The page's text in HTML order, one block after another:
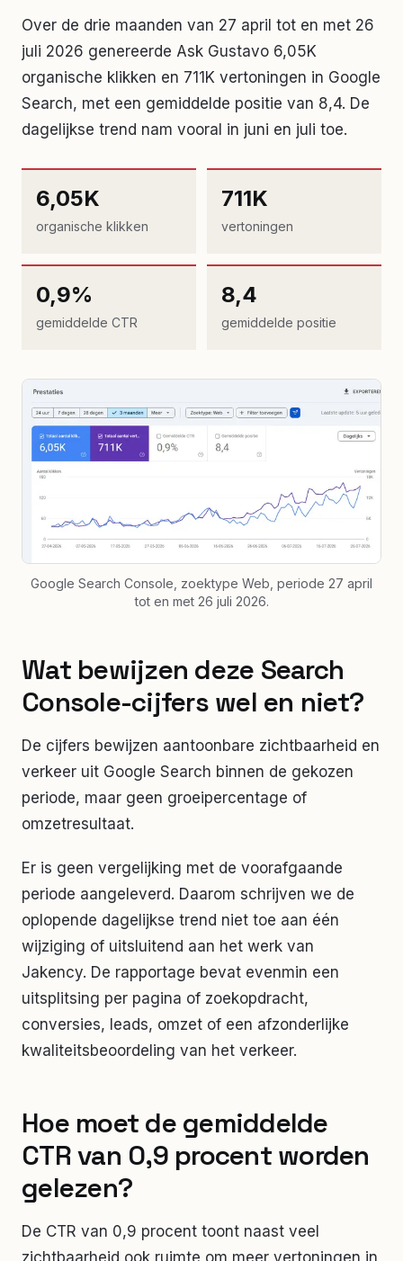
Over de drie maanden van 27 april tot en met 26
juli 2026 genereerde Ask Gustavo 6,05K
organische klikken en 711K vertoningen in Google
Search, met een gemiddelde positie van 8,4. De
dagelijkse trend nam vooral in juni en juli toe.
6,05K
organische klikken
711K
vertoningen
0,9%
gemiddelde CTR
8,4
gemiddelde positie
Google Search Console, zoektype Web, periode 27 april
tot en met 26 juli 2026.
Wat bewijzen deze Search
Console-cijfers wel en niet?
De cijfers bewijzen aantoonbare zichtbaarheid en
verkeer uit Google Search binnen de gekozen
periode, maar geen groeipercentage of
omzetresultaat.
Er is geen vergelijking met de voorafgaande
periode aangeleverd. Daarom schrijven we de
oplopende dagelijkse trend niet toe aan één
wijziging of uitsluitend aan het werk van
Jakency. De rapportage bevat evenmin een
uitsplitsing per pagina of zoekopdracht,
conversies, leads, omzet of een afzonderlijke
kwaliteitsbeoordeling van het verkeer.
Hoe moet de gemiddelde
CTR van 0,9 procent worden
gelezen?
De CTR van 0,9 procent toont naast veel